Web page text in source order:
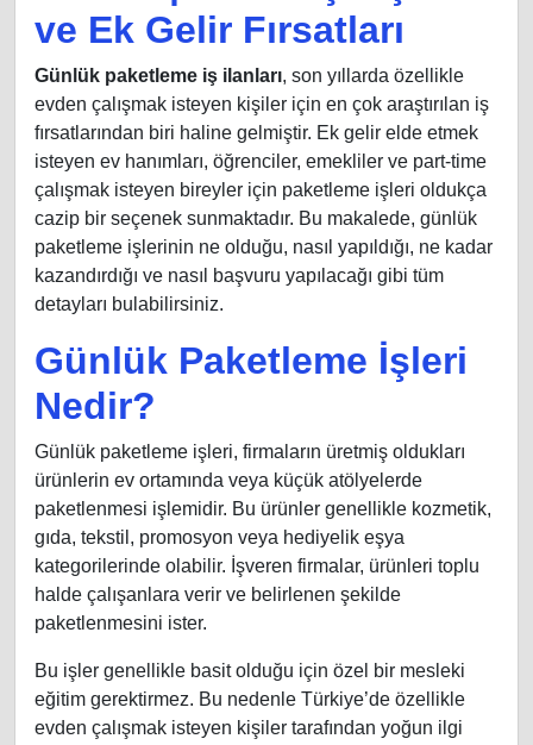
ve Ek Gelir Fırsatları
Günlük paketleme iş ilanları, son yıllarda özellikle
evden çalışmak isteyen kişiler için en çok araştırılan iş
fırsatlarından biri haline gelmiştir. Ek gelir elde etmek
isteyen ev hanımları, öğrenciler, emekliler ve part-time
çalışmak isteyen bireyler için paketleme işleri oldukça
cazip bir seçenek sunmaktadır. Bu makalede, günlük
paketleme işlerinin ne olduğu, nasıl yapıldığı, ne kadar
kazandırdığı ve nasıl başvuru yapılacağı gibi tüm
detayları bulabilirsiniz.
Günlük Paketleme İşleri
Nedir?
Günlük paketleme işleri, firmaların üretmiş oldukları
ürünlerin ev ortamında veya küçük atölyelerde
paketlenmesi işlemidir. Bu ürünler genellikle kozmetik,
gıda, tekstil, promosyon veya hediyelik eşya
kategorilerinde olabilir. İşveren firmalar, ürünleri toplu
halde çalışanlara verir ve belirlenen şekilde
paketlenmesini ister.
Bu işler genellikle basit olduğu için özel bir mesleki
eğitim gerektirmez. Bu nedenle Türkiye’de özellikle
evden çalışmak isteyen kişiler tarafından yoğun ilgi